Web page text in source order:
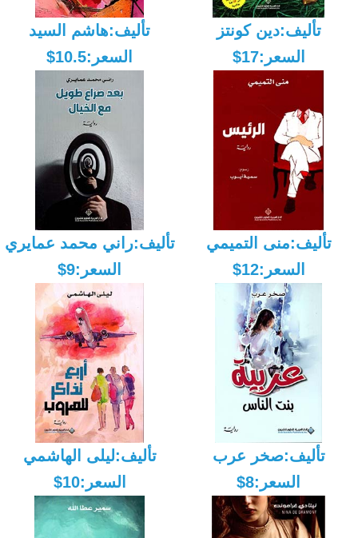
تأليف:دين كونتز
السعر:17$
تأليف:هاشم السيد
السعر:10.5$
تأليف:منى التميمي
السعر:12$
تأليف:راني محمد عمايري
السعر:9$
تأليف:صخر عرب
السعر:8$
تأليف:ليلى الهاشمي
السعر:10$